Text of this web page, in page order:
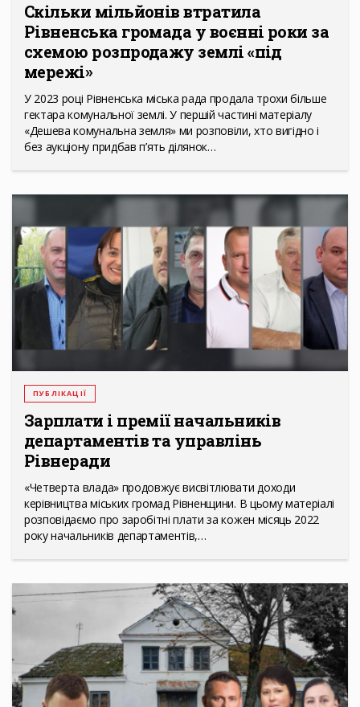
Скільки мільйонів втратила
Рівненська громада у воєнні роки за
схемою розпродажу землі «під
мережі»
У 2023 році Рівненська міська рада продала трохи більше
гектара комунальної землі. У першій частині матеріалу
«Дешева комунальна земля» ми розповіли, хто вигідно і
без аукціону придбав п’ять ділянок…
ПУБЛІКАЦІЇ
Зарплати і премії начальників
департаментів та управлінь
Рівнеради
«Четверта влада» продовжує висвітлювати доходи
керівництва міських громад Рівненщини. В цьому матеріалі
розповідаємо про заробітні плати за кожен місяць 2022
року начальників департаментів,…